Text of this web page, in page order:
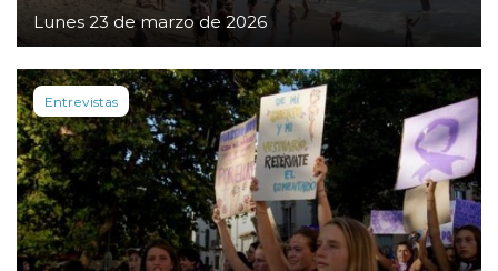
Lunes 23 de marzo de 2026
Entrevistas